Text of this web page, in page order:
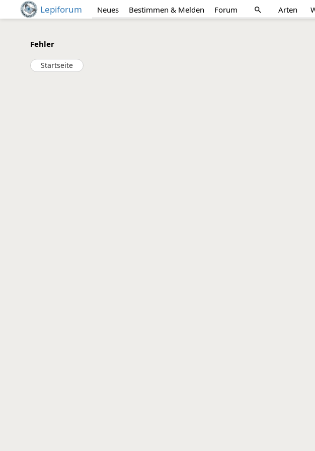
Lepiforum Neues Bestimmen & Melden Forum search Arten
Fehler
Startseite